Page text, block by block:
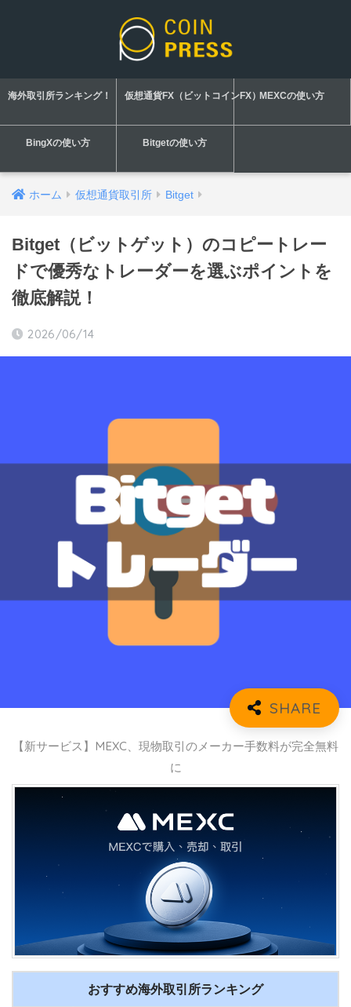
海外取引所ランキング！ 仮想通貨FX（ビットコインFX）MEXCの使い方
BingXの使い方 Bitgetの使い方
ホーム 仮想通貨取引所 Bitget
Bitget（ビットゲット）のコピートレー
ドで優秀なトレーダーを選ぶポイントを
徹底解説！
2026/06/14
【新サービス】MEXC、現物取引のメーカー手数料が完全無料
に
おすすめ海外取引所ランキング